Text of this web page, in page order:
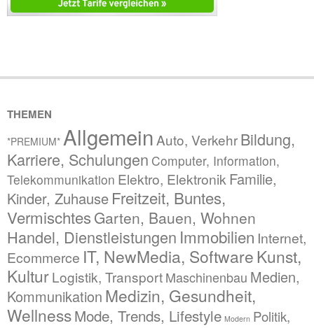
THEMEN
*PREMIUM* Allgemein Auto, VerkehrBildung,
Karriere, Schulungen Computer, Information,
Telekommunikation Elektro, Elektronik Familie,
Kinder, Zuhause Freitzeit, Buntes,
Vermischtes Garten, Bauen, Wohnen
Handel, Dienstleistungen Immobilien Internet,
Ecommerce IT, NewMedia, SoftwareKunst,
KulturLogistik, TransportMaschinenbau Medien,
Kommunikation Medizin, Gesundheit,
WellnessMode, Trends, Lifestyle Modern Politik,